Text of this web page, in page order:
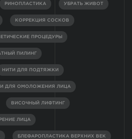
РИНОПЛАСТИКА УБРАТЬ ЖИВОТ
КОРРЕКЦИЯ СОСКОВ
ПРОЦЕДУРЫ
ПИЛИНГ
НИТИ ДЛЯ ПОДТЯЖКИ
ДЛЯ ОМОЛОЖЕНИЯ ЛИЦА
ВИСОЧНЫЙ ЛИФТИНГ
ЛИЦА
БЛЕФАРОПЛАСТИКА ВЕРХНИХ ВЕК